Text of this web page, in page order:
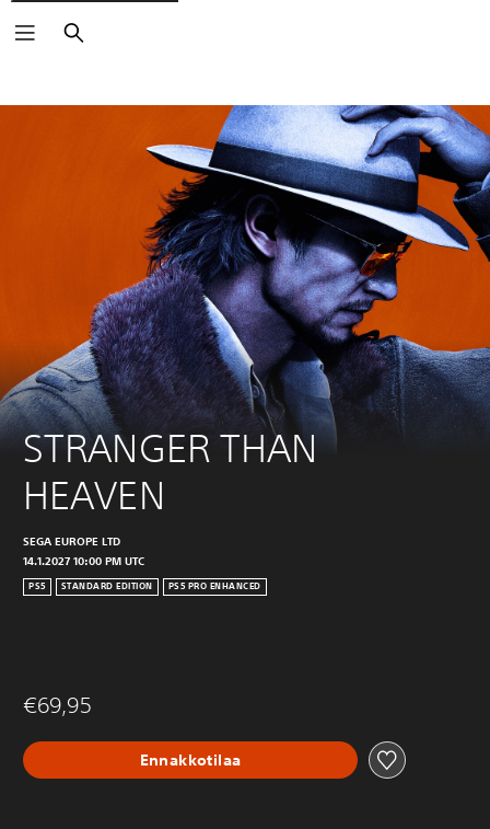
Haku
STRANGER THAN
HEAVEN
SEGA EUROPE LTD
14.1.2027 10:00 PM UTC
PS5 STANDARD EDITION PS5 PRO ENHANCED
€69,95
Ennakkotilaa